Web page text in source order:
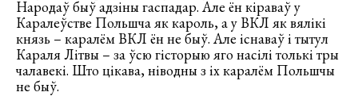
Народаў быў адзіны гаспадар. Але ён кіраваў у
Каралеўстве Польшча як кароль, а у ВКЛ як вялікі
князь – каралём ВКЛ ён не быў. Але існаваў і тытул
Караля Літвы – за ўсю гісторыю яго насілі толькі тры
чалавекі. Што цікава, ніводны з іх каралём Польшчы
не быў.